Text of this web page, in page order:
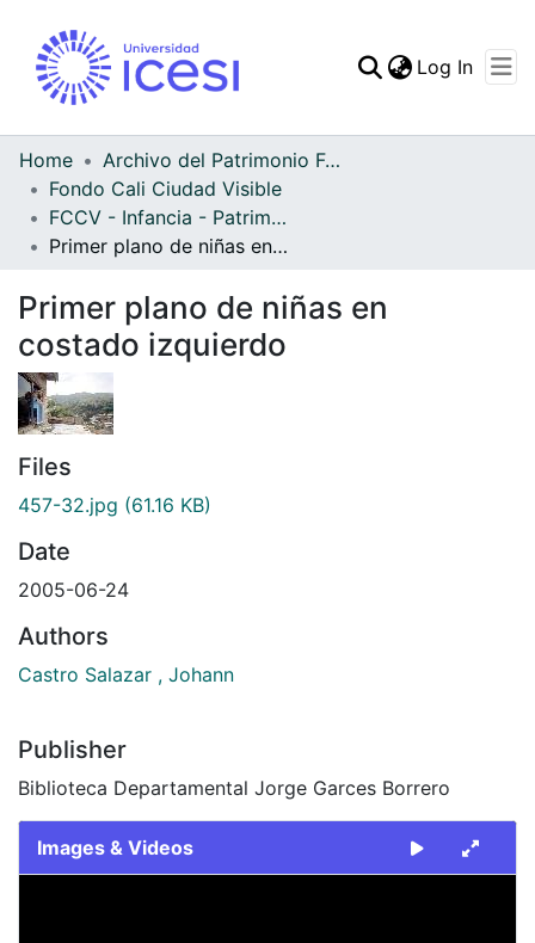
Log In
Home
Archivo del Patrimonio Fotográfico y Fílmico del Valle del Cauca
Fondo Cali Ciudad Visible
FCCV - Infancia - Patrimonial
Primer plano de niñas en costado izquierdo
Primer plano de niñas en
costado izquierdo
Files
457-32.jpg (61.16 KB)
Date
2005-06-24
Authors
Castro Salazar , Johann
Publisher
Biblioteca Departamental Jorge Garces Borrero
Images & Videos